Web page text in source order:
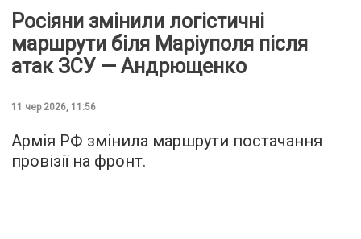
Росіяни змінили логістичні
маршрути біля Маріуполя після
атак ЗСУ — Андрющенко
11 чер 2026, 11:56
Армія РФ змінила маршрути постачання
провізії на фронт.